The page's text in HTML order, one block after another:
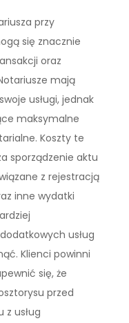
przy
się znacznie
oraz
mają
usługi, jednak
maksymalne
Koszty te
sporządzenie aktu
z rejestracją
inne wydatki
usług
Klienci powinni
się, że
przed
usług